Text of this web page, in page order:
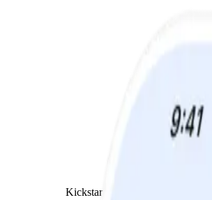
Kickstarta din